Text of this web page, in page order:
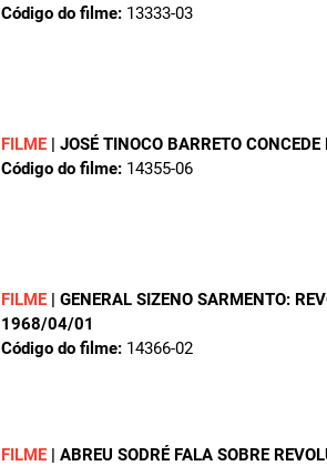
Código do filme: 13333-03
FILME | JOSÉ TINOCO BARRETO CONCEDE
Código do filme: 14355-06
FILME | GENERAL SIZENO SARMENTO:
1968/04/01
Código do filme: 14366-02
FILME | ABREU SODRÉ FALA SOBRE